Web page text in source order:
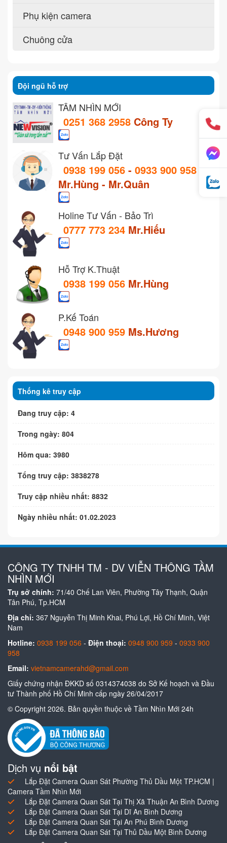
Phụ kiện camera
Chuông cửa
Đội ngũ hỗ trợ
TẦM NHÌN MỚI
0251 368 2958 Công Ty
Tư Vấn Lắp Đặt
0938 199 056 - 0933 900 958
Mr.Hùng - Mr.Quân
Holine Tư Vấn - Bảo Trì
0777 773 234 Mr.Hiếu
Hỗ Trợ K.Thuật
0938 199 056 Mr.Hùng
P.Kế Toán
0948 900 959 Ms.Hương
Thống kê truy cập
Đang truy cập: 4
Trong ngày: 804
Hôm qua: 3980
Tổng truy cập: 3838278
Truy cập nhiều nhất: 8832
Ngày nhiều nhất: 01.02.2023
CÔNG TY TNHH TM - DV VIỄN THÔNG TẦM
NHÌN MỚI
Trụ sở chính: 71/40 Chế Lan Viên, Phường Tây Thạnh, Quận
Tân Phú, Tp.HCM
Địa chỉ: 367 Nguyễn Thị Minh Khai, Phú Lợi, Hồ Chí Minh, Việt
Nam
Hotline: 0938 199 056 - Điện thoại: 0948 900 959 - 0933 900
958
Email: vietnamcamerahd@gmail.com
Giấy chứng nhận ĐKKD số 0314374038 do Sở Kế hoạch và Đầu
tư Thành phố Hồ Chí Minh cấp ngày 26/04/2017
© Copyright 2026. Bản quyền thuộc về Tầm Nhìn Mới 24h
Dịch vụ nổi bật
Lắp Đặt Camera Quan Sát Phường Thủ Dầu Một TP.HCM |
Camera Tầm Nhìn Mới
Lắp Đặt Camera Quan Sát Tại Thị Xã Thuận An Bình Dương
Lắp Đặt Camera Quan Sát Tại Dĩ An Bình Dương
Lắp Đặt Camera Quan Sát Tại An Phú Bình Dương
Lắp Đặt Camera Quan Sát Tại Thủ Dầu Một Bình Dương